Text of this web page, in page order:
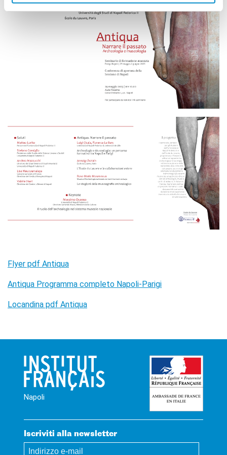
Flyer pdf Antiqua
Antiqua Programma completo Napoli-Parigi
Locandina pdf Antiqua
Napoli
Iscriviti alla newsletter